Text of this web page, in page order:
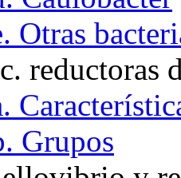
Otras
reductoras
Grupos